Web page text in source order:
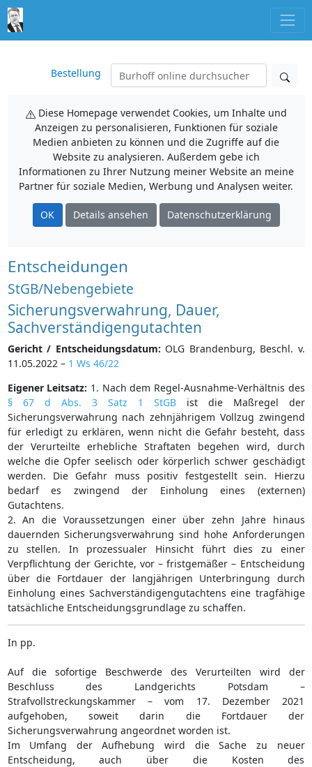
Bestellung
Diese Homepage verwendet Cookies, um Inhalte und
Anzeigen zu personalisieren, Funktionen für soziale
Medien anbieten zu können und die Zugriffe auf die
Website zu analysieren. Außerdem gebe ich
Informationen zu Ihrer Nutzung meiner Website an meine
Partner für soziale Medien, Werbung und Analysen weiter.
OK Details ansehen Datenschutzerklärung
Entscheidungen
StGB/Nebengebiete
Sicherungsverwahrung, Dauer,
Sachverständigengutachten
Gericht / Entscheidungsdatum: OLG Brandenburg, Beschl. v.
11.05.2022 – 1 Ws 46/22
Eigener Leitsatz: 1. Nach dem Regel-Ausnahme-Verhältnis des
§ 67 d Abs. 3 Satz 1 StGBist die Maßregel der
Sicherungsverwahrung nach zehnjährigem Vollzug zwingend
für erledigt zu erklären, wenn nicht die Gefahr besteht, dass
der Verurteilte erhebliche Straftaten begehen wird, durch
welche die Opfer seelisch oder körperlich schwer geschädigt
werden. Die Gefahr muss positiv festgestellt sein. Hierzu
bedarf es zwingend der Einholung eines (externen)
Gutachtens.
2. An die Voraussetzungen einer über zehn Jahre hinaus
dauernden Sicherungsverwahrung sind hohe Anforderungen
zu stellen. In prozessualer Hinsicht führt dies zu einer
Verpflichtung der Gerichte, vor – fristgemäßer – Entscheidung
über die Fortdauer der langjährigen Unterbringung durch
Einholung eines Sachverständigengutachtens eine tragfähige
tatsächliche Entscheidungsgrundlage zu schaffen.
In pp.
Auf die sofortige Beschwerde des Verurteilten wird der
Beschluss des Landgerichts Potsdam –
Strafvollstreckungskammer – vom 17. Dezember 2021
aufgehoben, soweit darin die Fortdauer der
Sicherungsverwahrung angeordnet worden ist.
Im Umfang der Aufhebung wird die Sache zu neuer
Entscheidung, auch über die Kosten des